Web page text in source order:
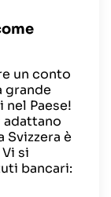
un conto
grande
Paese!
è
si
bancari: